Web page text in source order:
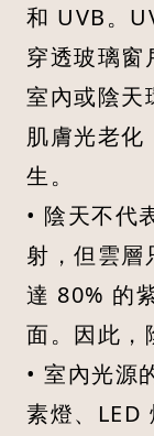
和 UVB。
穿透玻璃窗
室內或陰天
肌膚光老化
生。
• 陰天不代
射，但雲層
達 80% 的
面。因此，
• 室內光源
素燈、LED